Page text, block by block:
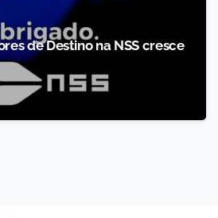
de Destino na NSS cresce